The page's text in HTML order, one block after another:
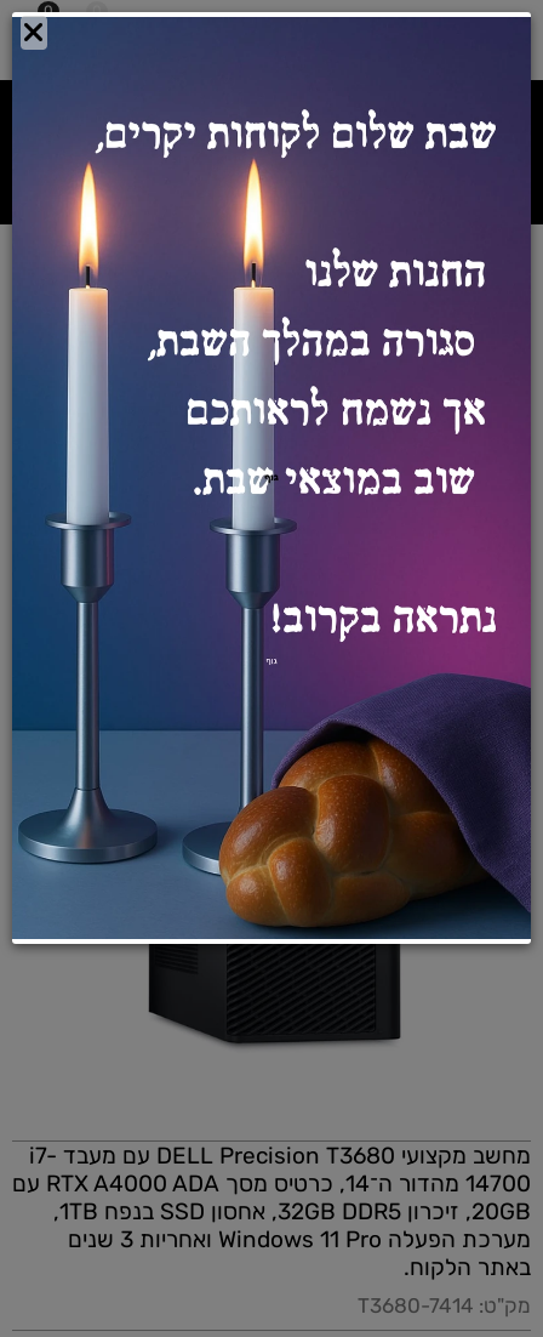
צרו איתנו קשר:054-5542098
ספק מורשה רשת אורט
מספר ספק מורשה משרד הביטחון
0011028475
0 0
/ מחשבים נייחים
Precision T3680 I7-14700
Windows 11 Pro ו- 3 שנות אחריות
אזל במלאי
מחשב מקצועי DELL Precision T3680 עם מעבד i7-
14700 מהדור ה־14, כרטיס מסך RTX A4000 ADA עם
20GB, זיכרון 32GB DDR5, אחסון SSD בנפח 1TB,
מערכת הפעלה Windows 11 Pro ואחריות 3 שנים
באתר הלקוח.
מק"ט: T3680-7414